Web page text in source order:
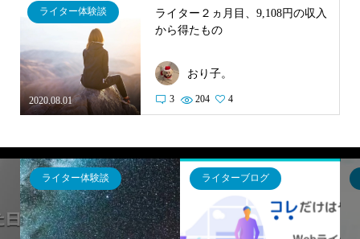
2020.08.01
ライター体験談
ライター２ヵ月目、9,108円の収入
から得たもの
おり子。
3 204 4
ライター体験談 ライターブログ